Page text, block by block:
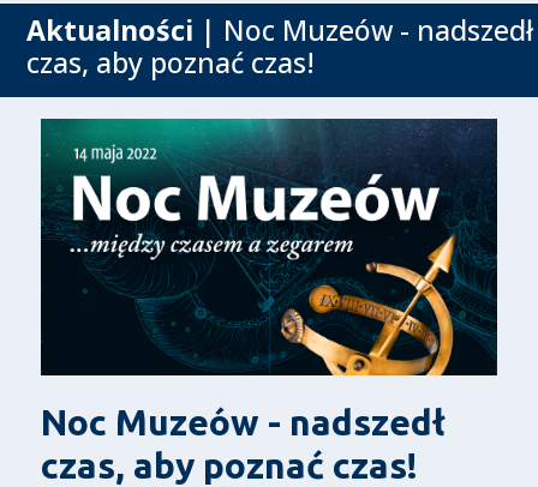
Aktualności | Noc Muzeów - nadszedł
czas, aby poznać czas!
Noc Muzeów - nadszedł
czas, aby poznać czas!